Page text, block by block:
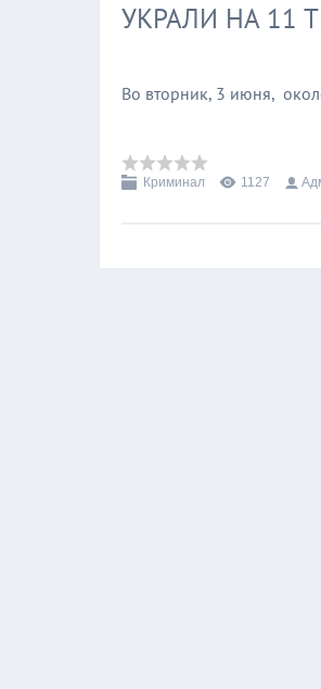
УКРАЛИ НА 11
Во вторник, 3 июня,
Криминал 1127